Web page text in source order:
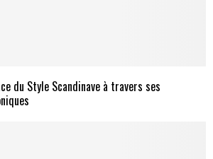
du Style Scandinave à travers ses